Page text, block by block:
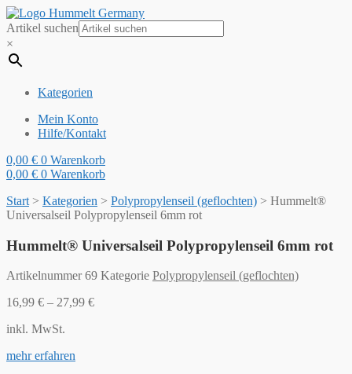
Artikel suchen
×
Kategorien
Mein Konto
Hilfe/Kontakt
0,00 € 0 Warenkorb
0,00 € 0 Warenkorb
Start > Kategorien > Polypropylenseil (geflochten) > Hummelt®
Universalseil Polypropylenseil 6mm rot
Hummelt® Universalseil Polypropylenseil 6mm rot
Artikelnummer69 Kategorie Polypropylenseil (geflochten)
16,99 € – 27,99 €
inkl. MwSt.
mehr erfahren